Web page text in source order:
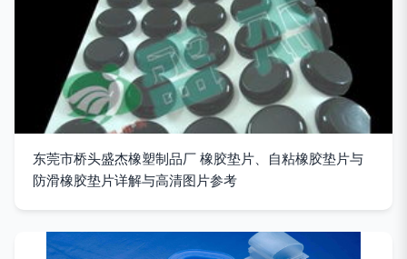
东莞市桥头盛杰橡塑制品厂 橡胶垫片、自粘橡胶垫片与
防滑橡胶垫片详解与高清图片参考